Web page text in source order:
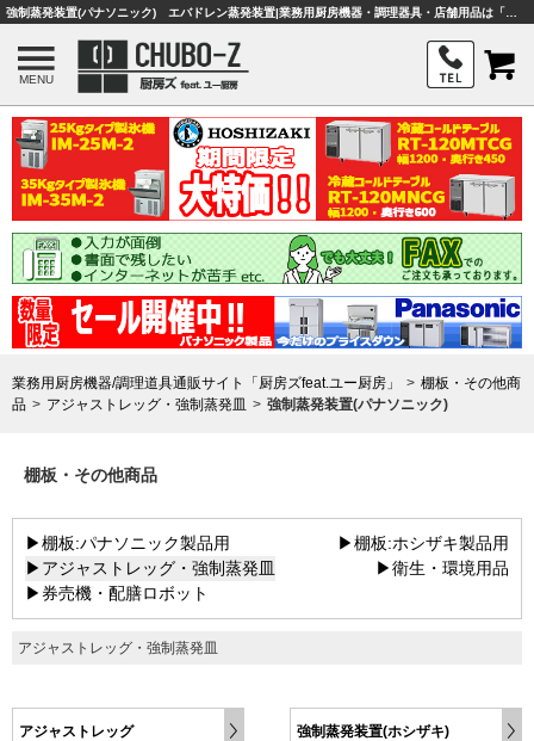
MENU
業務用厨房機器/調理道具通販サイト「厨房ズfeat.ユー厨房」
棚板・その他商
品
アジャストレッグ・強制蒸発皿 強制蒸発装置(パナソニック)
棚板・その他商品
▶棚板:パナソニック製品用
▶棚板:ホシザキ製品用
▶アジャストレッグ・強制蒸発皿
▶衛生・環境用品
▶券売機・配膳ロボット
アジャストレッグ・強制蒸発皿
アジャストレッグ 強制蒸発装置(ホシザキ)